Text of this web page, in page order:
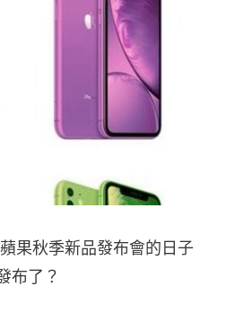
果秋季新品發布會的日子
布了？